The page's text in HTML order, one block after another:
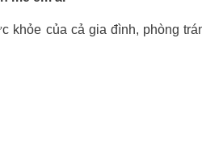
khỏe của cả gia đình, phòng